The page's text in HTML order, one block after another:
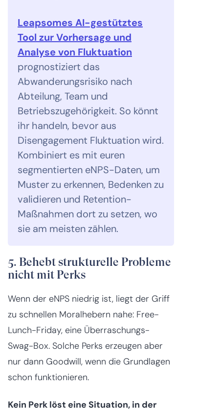
Leapsomes AI-gestütztes
Tool zur Vorhersage und
Analyse von Fluktuation
prognostiziert das
Abwanderungsrisiko nach
Abteilung, Team und
Betriebszugehörigkeit. So könnt
ihr handeln, bevor aus
Disengagement Fluktuation wird.
Kombiniert es mit euren
segmentierten eNPS-Daten, um
Muster zu erkennen, Bedenken zu
validieren und Retention-
Maßnahmen dort zu setzen, wo
sie am meisten zählen.
5. Behebt strukturelle Probleme
nicht mit Perks
Wenn der eNPS niedrig ist, liegt der Griff
zu schnellen Moralhebern nahe: Free-
Lunch-Friday, eine Überraschungs-
Swag-Box. Solche Perks erzeugen aber
nur dann Goodwill, wenn die Grundlagen
schon funktionieren.
Kein Perk löst eine Situation, in der